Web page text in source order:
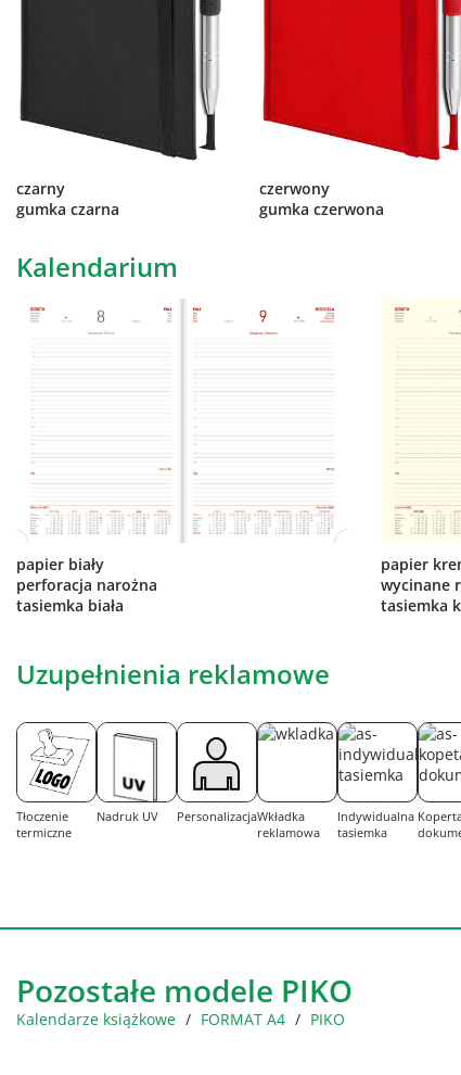
czarny
gumka czarna
czerwony
gumka czerwona
Kalendarium
papier biały
perforacja narożna
tasiemka biała
papier
wycinane
tasiemka
Uzupełnienia reklamowe
Tłoczenie
termiczne
Nadruk UV PersonalizacjaWkładka
reklamowa
Indywidualna
tasiemka
Pozostałe modele PIKO
Kalendarze książkowe FORMAT A4 PIKO